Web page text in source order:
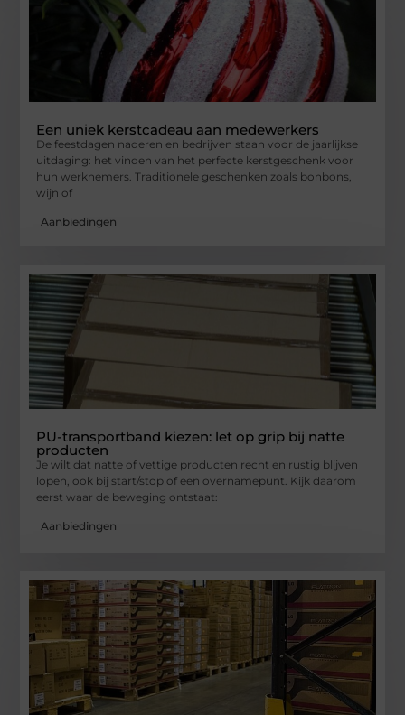
Een uniek kerstcadeau aan medewerkers
De feestdagen naderen en bedrijven staan voor de jaarlijkse
uitdaging: het vinden van het perfecte kerstgeschenk voor
hun werknemers. Traditionele geschenken zoals bonbons,
wijn of
Aanbiedingen
PU-transportband kiezen: let op grip bij natte
producten
Je wilt dat natte of vettige producten recht en rustig blijven
lopen, ook bij start/stop of een overnamepunt. Kijk daarom
eerst waar de beweging ontstaat:
Aanbiedingen